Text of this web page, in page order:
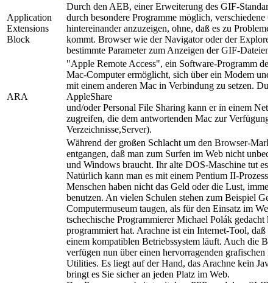
Application
Extensions
Block
Durch den AEB, einer Erweiterung des GIF-
durch besondere Programme möglich, verschiedene
hintereinander anzuzeigen, ohne, daß es zu
kommt. Browser wie der Navigator oder der
bestimmte Parameter zum Anzeigen der GIF-Dateien
ARA
"Apple Remote Access", ein Software-Programm
Mac-Computer ermöglicht, sich über ein Modem
mit einem anderen Mac in Verbindung zu setzen.
AppleShare
und/oder Personal File Sharing kann er in einem
zugreifen, die dem antwortenden Mac zur Verfügung
Verzeichnisse,Server).
Während der großen Schlacht um den Browser-
entgangen, daß man zum Surfen im Web nicht
und Windows braucht. Ihr alte DOS-Maschine tut es
Natürlich kann man es mit einem Pentium II-
Menschen haben nicht das Geld oder die Lust,
benutzen. An vielen Schulen stehen zum Beispiel
Computermuseum taugen, als für den Einsatz im
tschechische Programmierer Michael Polák gedacht
programmiert hat. Arachne ist ein Internet-Tool, daß
einem kompatiblen Betriebssystem läuft. Auch die
verfügen nun über einen hervorragenden grafischen
Utilities. Es liegt auf der Hand, das Arachne kein
bringt es Sie sicher an jeden Platz im Web.